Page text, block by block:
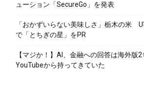
ューション「SecureGo」を発表
「おかずいらない美味しさ」栃木の米
で「とちぎの星」をPR
【マジか！】AI、金融への回答は海外版2
YouTubeから持ってきていた